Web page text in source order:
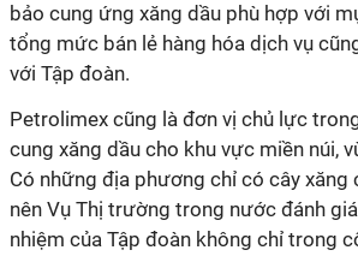
bảo cung ứng xăng dầu phù hợp với
tổng mức bán lẻ hàng hóa dịch vụ
với Tập đoàn.
Petrolimex cũng là đơn vị chủ lực
cung xăng dầu cho khu vực miền núi,
Có những địa phương chỉ có cây xăng
nên Vụ Thị trường trong nước đánh
nhiệm của Tập đoàn không chỉ trong